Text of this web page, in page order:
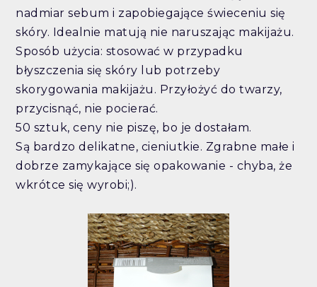
nadmiar sebum i zapobiegające świeceniu się
skóry. Idealnie matują nie naruszając makijażu.
Sposób użycia: stosować w przypadku
błyszczenia się skóry lub potrzeby
skorygowania makijażu. Przyłożyć do twarzy,
przycisnąć, nie pocierać.
50 sztuk, ceny nie piszę, bo je dostałam.
Są bardzo delikatne, cieniutkie. Zgrabne małe i
dobrze zamykające się opakowanie - chyba, że
wkrótce się wyrobi;).